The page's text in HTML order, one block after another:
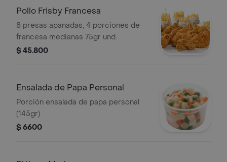
Pollo Frisby Francesa
8 presas apanadas, 4 porciones de
francesa medianas 75gr und.
$ 45.800
Ensalada de Papa Personal
Porción ensalada de papa personal
(145gr)
$ 6600